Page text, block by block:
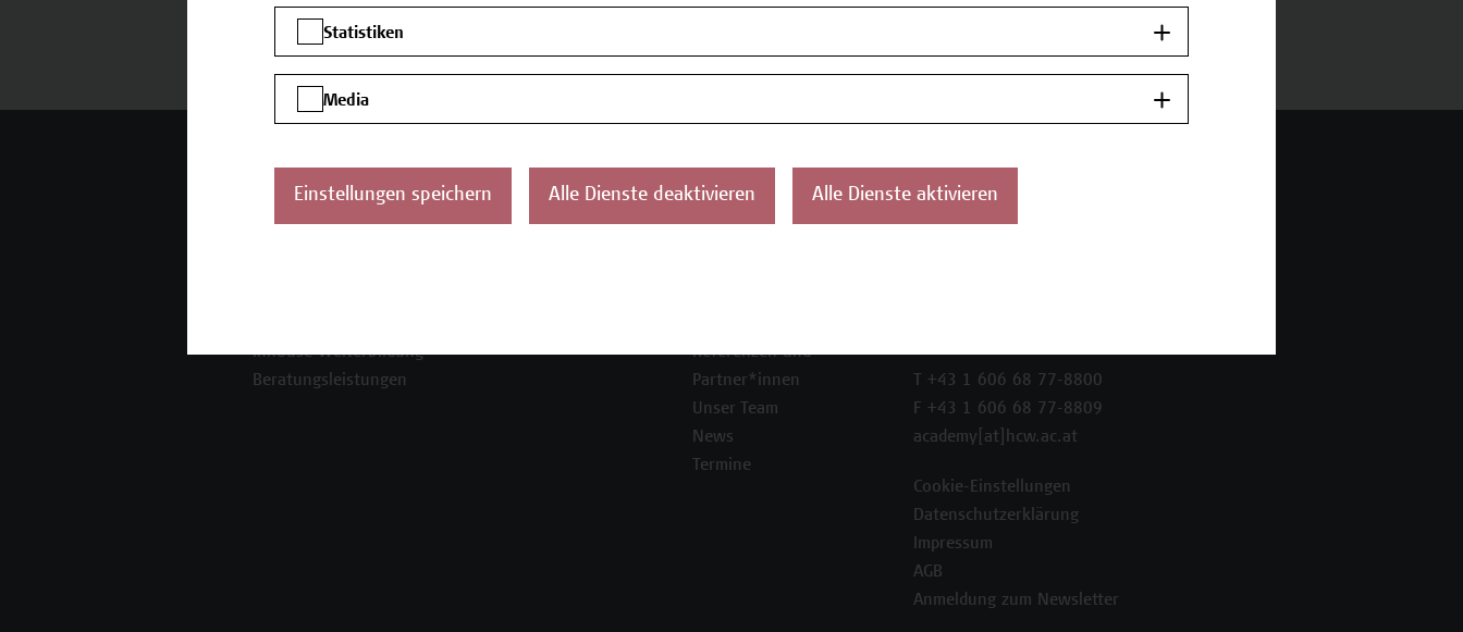
Inhouse-Weiterbildung
Beratungsleistungen
Referenzen und
Partner*innen
Unser Team
News
Termine
T +43 1 606 68 77-8800
F +43 1 606 68 77-8809
academy[at]hcw.ac.at
Cookie-Einstellungen
Datenschutzerklärung
Impressum
AGB
Anmeldung zum Newsletter
Statistiken
Media
Einstellungen speichern Alle Dienste deaktivieren Alle Dienste aktivieren